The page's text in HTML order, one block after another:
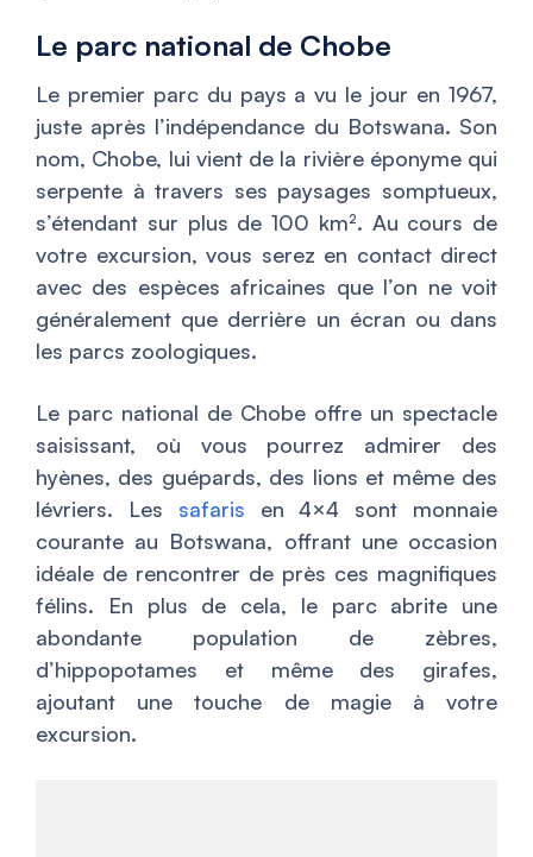
Le parc national de Chobe
Le premier parc du pays a vu le jour en 1967,
juste après l’indépendance du Botswana. Son
nom, Chobe, lui vient de la rivière éponyme qui
serpente à travers ses paysages somptueux,
s’étendant sur plus de 100 km². Au cours de
votre excursion, vous serez en contact direct
avec des espèces africaines que l’on ne voit
généralement que derrière un écran ou dans
les parcs zoologiques.
Le parc national de Chobe offre un spectacle
saisissant, où vous pourrez admirer des
hyènes, des guépards, des lions et même des
lévriers. Les safaris en 4×4 sont monnaie
courante au Botswana, offrant une occasion
idéale de rencontrer de près ces magnifiques
félins. En plus de cela, le parc abrite une
abondante population de zèbres,
d’hippopotames et même des girafes,
ajoutant une touche de magie à votre
excursion.